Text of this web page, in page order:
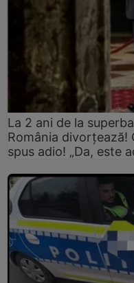
La 2 ani de la
România divorțează!
spus adio! „Da, este